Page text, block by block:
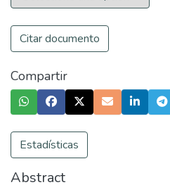
Citar documento
Compartir
Estadísticas
Abstract